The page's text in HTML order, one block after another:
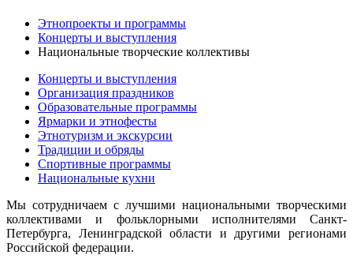
Этнопроекты и программы
Концерты и выступления
Национальные творческие коллективы
Концерты и выступления
Организация праздников
Образовательные программы
Ярмарки и этнофесты
Этнотуризм и экскурсии
Традиции и обряды
Спортивные программы
Национальные кухни
Мы сотрудничаем с лучшими национальными творческими
коллективами и фольклорными исполнителями Санкт-
Петербурга, Ленинградской области и другими регионами
Российской федерации.